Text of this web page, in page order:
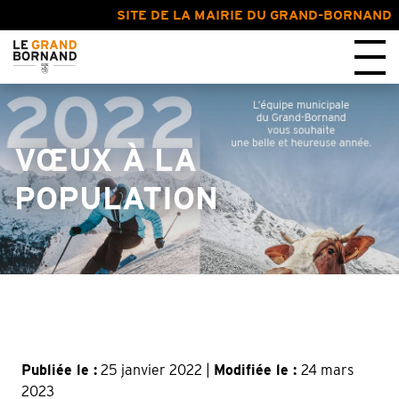
SITE DE LA MAIRIE DU GRAND-BORNAND
VŒUX À LA
POPULATION
Publiée le : 25 janvier 2022 | Modifiée le : 24 mars
2023